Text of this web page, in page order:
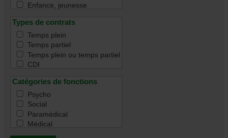
Enfance, jeunesse
Handicap
Immigration & intégration
Justice & droit
Santé
Santé mentale
Tous
Types de contrats
Temps plein
Temps partiel
Temps plein ou temps partiel
CDI
Indépendant
Contrat de remplacement
Intérim
Emploi statutaire
Pas de subvention
Catégories de fonctions
Psycho
Social
Paramédical
Médical